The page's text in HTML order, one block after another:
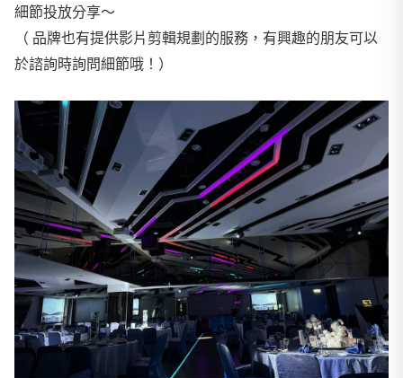
細節投放分享～
（ 品牌也有提供影片剪輯規劃的服務，有興趣的朋友可以
於諮詢時詢問細節哦！）